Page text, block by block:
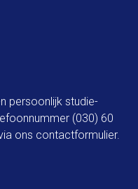
persoonlijk studie-
(030) 60
ons contactformulier.